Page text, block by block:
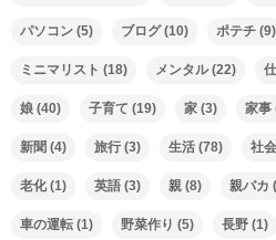
パソコン (5) ブログ(10) ポテチ (9)
ミニマリスト (18) メンタル(22)
娘 (40) 子育て (19) 家 (3) 家事
新聞 (4) 旅行 (3) 生活 (78) 社会
老化(1) 英語 (3) 親 (8) 親バカ
車の運転 (1) 野菜作り (5) 長野 (1)